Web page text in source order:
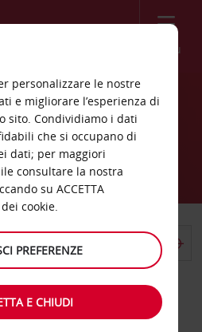
Menù
St
diversa
AL GIORNO
personalizzare le nostre
e migliorare l’esperienza di
sito. Condividiamo i dati
che si occupano di
dati; per maggiori
consultare la nostra
su ACCETTA
cookie.
PREFERENZE
E CHIUDI